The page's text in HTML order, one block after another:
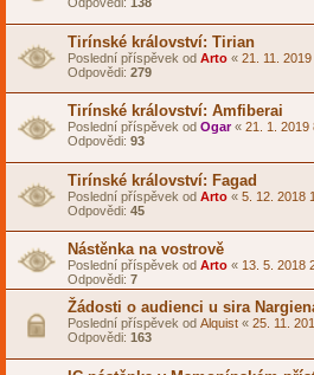
Tirínské království: Tirian
Poslední příspěvek od Arto « 21. 11.
Odpovědi: 279
Tirínské království: Amfiberai
Poslední příspěvek od Ogar« 21. 1. 2019
Odpovědi: 93
Tirínské království: Fagad
Poslední příspěvek od Arto « 5. 12. 2018
Odpovědi: 45
Nástěnka na vostrově
Poslední příspěvek od Arto « 13. 5. 2018
Odpovědi: 7
Žádosti o audienci u sira
Poslední příspěvek od Alquist « 25. 11.
Odpovědi: 163